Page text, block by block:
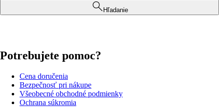
Hľadanie
Potrebujete pomoc?
Cena doručenia
Bezpečnosť pri nákupe
Všeobecné obchodné podmienky
Ochrana súkromia